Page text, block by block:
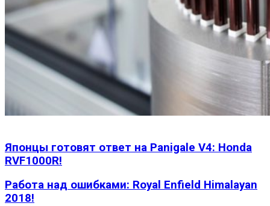
Японцы готовят ответ на Panigale V4: Honda
RVF1000R!
Работа над ошибками: Royal Enfield Himalayan
2018!